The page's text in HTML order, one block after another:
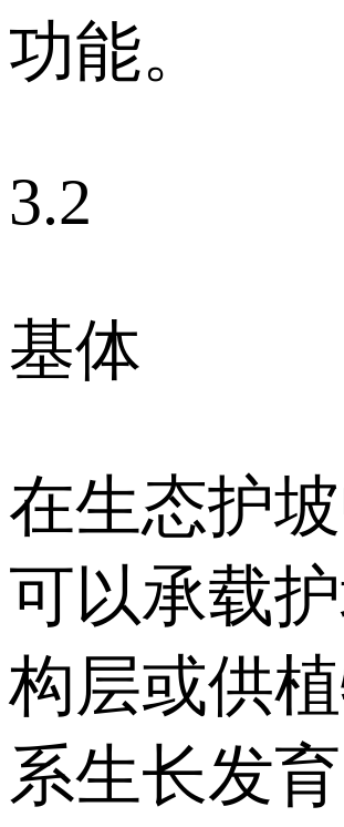
功能。
3.2
基体
在生态护坡
可以承载
构层或供
系生长发